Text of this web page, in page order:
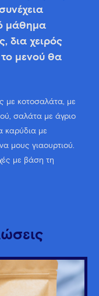
μάθημα
δια χειρός
μενού θα
με κοτοσαλάτα, με
σαλάτα με άγριο
καρύδια με
μους γιαουρτιού.
με βάση τη